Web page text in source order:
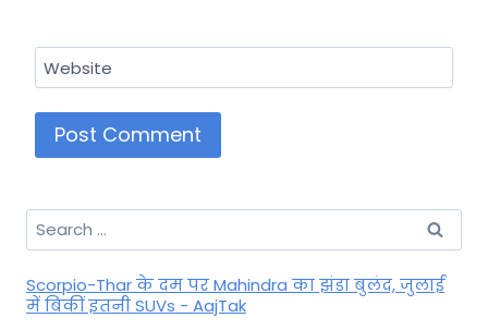
Website
Search
for:
Scorpio-Thar के दम पर Mahindra का झंडा बुलंद, जुलाई
में बिकीं इतनी SUVs - AajTak